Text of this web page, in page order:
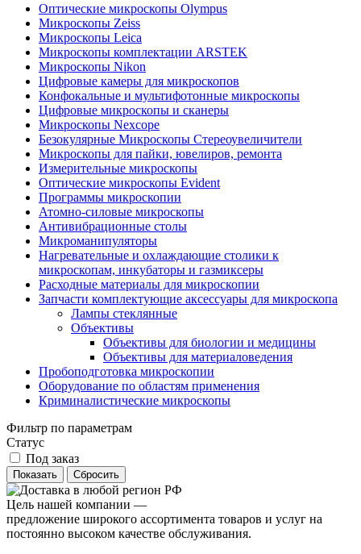
Оптические микроскопы Olympus
Микроскопы Zeiss
Микроскопы Leica
Микроскопы комплектации ARSTEK
Микроскопы Nikon
Цифровые камеры для микроскопов
Конфокальные и мультифотонные микроскопы
Цифровые микроскопы и сканеры
Микроскопы Nexcope
Безокулярные Микроскопы Стереоувеличители
Микроскопы для пайки, ювелиров, ремонта
Измерительные микроскопы
Оптические микроскопы Evident
Программы микроскопии
Атомно-силовые микроскопы
Антивибрационные столы
Микроманипуляторы
Нагревательные и охлаждающие столики к
микроскопам, инкубаторы и газмиксеры
Расходные материалы для микроскопии
Запчасти комплектующие аксессуары для микроскопа
Лампы стеклянные
Объективы
Объективы для биологии и медицины
Объективы для материаловедения
Пробоподготовка микроскопии
Оборудование по областям применения
Криминалистические микроскопы
Фильтр по параметрам
Статус
Под заказ
Сбросить
Цель нашей компании —
предложение широкого ассортимента товаров и услуг на
постоянно высоком качестве обслуживания.